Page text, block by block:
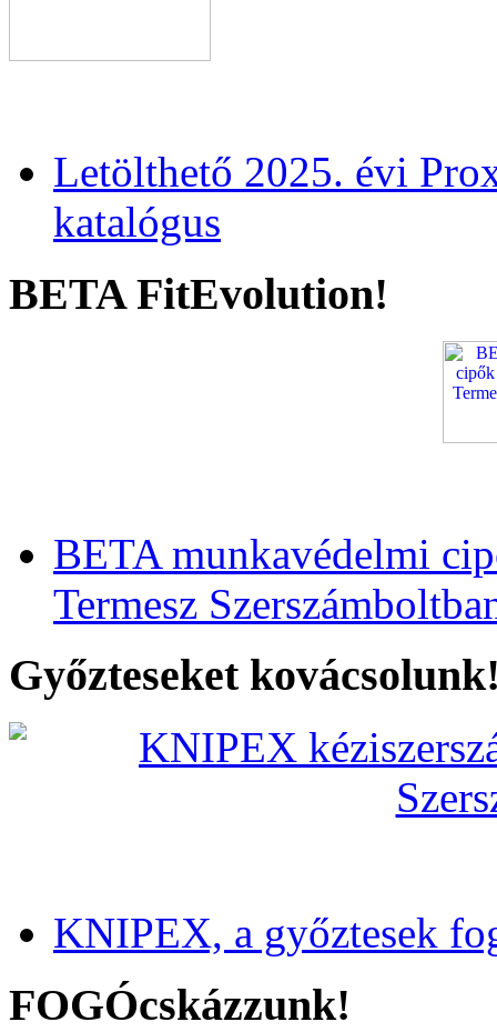
Letölthető 2025. évi
katalógus
BETA FitEvolution!
BETA munkavédelmi
Termesz
Győzteseket
KNIPEX, a győztesek
FOGÓcskázzunk!